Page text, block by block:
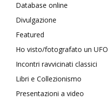
Database online
Divulgazione
Featured
Ho visto/fotografato un UFO
Incontri ravvicinati classici
Libri e Collezionismo
Presentazioni a video